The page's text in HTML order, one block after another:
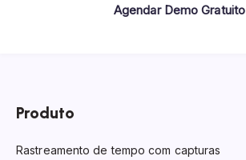
Agendar Demo Gratuito
Produto
Rastreamento de tempo com capturas